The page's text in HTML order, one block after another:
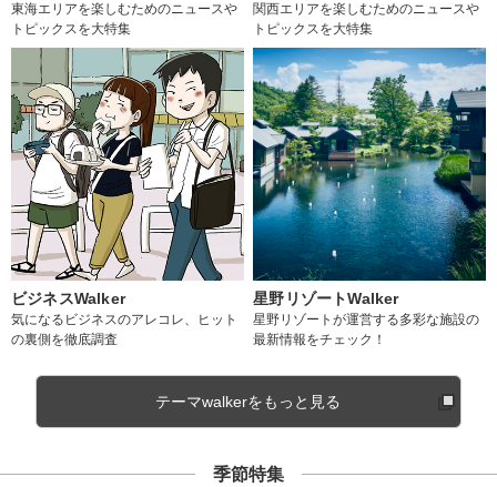
東海エリアを楽しむためのニュースや
トピックスを大特集
関西エリアを楽しむためのニュースや
トピックスを大特集
ビジネスWalker
気になるビジネスのアレコレ、ヒット
の裏側を徹底調査
星野リゾートWalker
星野リゾートが運営する多彩な施設の
最新情報をチェック！
テーマwalkerをもっと見る
季節特集